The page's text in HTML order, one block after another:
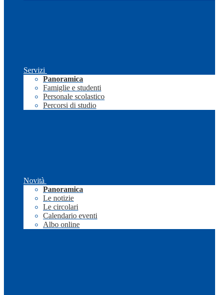
Servizi
Panoramica
Famiglie e studenti
Personale scolastico
Percorsi di studio
Novità
Panoramica
Le notizie
Le circolari
Calendario eventi
Albo online